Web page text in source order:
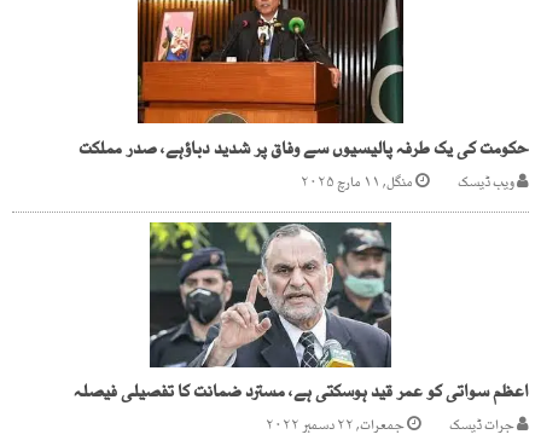
حکومت کی یک طرفہ پالیسیوں سے وفاق پر شدید دباؤہے، صدر مملکت
ویب ڈیسک منگل, ۱۱ مارچ ۲۰۲۵
اعظم سواتی کو عمر قید ہوسکتی ہے، مسترد ضمانت کا تفصیلی فیصلہ
جرات ڈیسک جمعرات, ۲۲ دسمبر ۲۰۲۲